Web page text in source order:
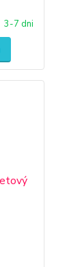
3-7 dni